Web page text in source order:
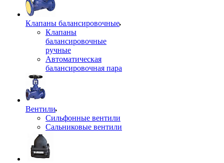
Клапаны балансировочные
Клапаны
балансировочные
ручные
Автоматическая
балансировочная пара
Вентили
Сильфонные вентили
Сальниковые вентили